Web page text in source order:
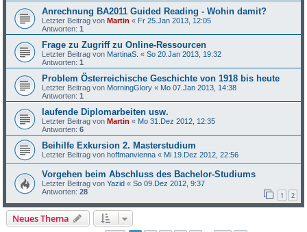
Anrechnung BA2011 Guided Reading - Wohin damit?
Letzter Beitrag vonMartin « Fr 25.Jan 2013, 12:05
Antworten:1
Frage zu Zugriff zu Online-Ressourcen
Letzter Beitrag von MartinaS. «So 20.Jan 2013, 19:32
Antworten:1
Problem Österreichische Geschichte von 1918 bis heute
Letzter Beitrag von MorningGlory « Mo 07.Jan 2013, 14:38
Antworten:1
laufende Diplomarbeiten usw.
Letzter Beitrag vonMartin « Mo 31.Dez 2012, 12:35
Antworten:6
Beihilfe Exkursion 2. Masterstudium
Letzter Beitrag vonhoffmanvienna « Mi 19.Dez 2012, 22:56
Vorgehen beim Abschluss des Bachelor-Studiums
Letzter Beitrag vonYazid «So 09.Dez 2012, 9:37
Antworten:28 1 2
Neues Thema